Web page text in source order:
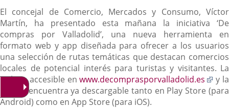
El concejal de Comercio, Mercados y Consumo, Víctor
Martín, ha presentado esta mañana la iniciativa ‘De
compras por Valladolid’, una nueva herramienta en
formato web y app diseñada para ofrecer a los usuarios
una selección de rutas temáticas que destacan comercios
locales de potencial interés para turistas y visitantes. La
web es accesible enwww.decomprasporvalladolid.es
a
y la
app se encuentra ya descargable tanto en Play Store (para
Android) como en App Store (para iOS).